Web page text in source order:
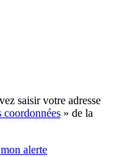
saisir votre adresse
coordonnées » de la
alerte